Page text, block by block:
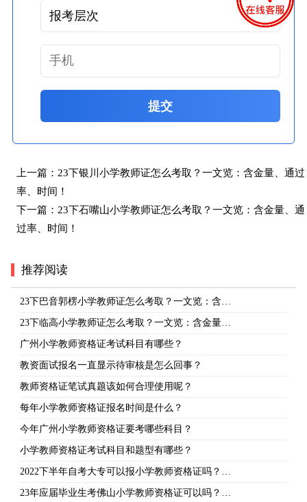
提交
上一篇： 23下银川小学教师证怎么考取？一文览：含金量、通过
率、时间！
下一篇： 23下石嘴山小学教师证怎么考取？一文览：含金量、通
过率、时间！
推荐阅读
23下巴音郭楞小学教师证怎么考取？一文览：含…
23下临高小学教师证怎么考取？一文览：含金量…
广州小学教师资格证考试科目有哪些？
教资面试报名一直显示待审核是怎么回事？
教师资格证笔试真题该如何合理使用呢？
每年小学教师资格证报名时间是什么？
今年广州小学教师资格证要考哪些科目？
小学教师资格证考试科目和题型有哪些？
2022下半年自考大专可以报小学教师资格证吗？…
23年应届毕业生考佛山小学教师资格证可以吗？…